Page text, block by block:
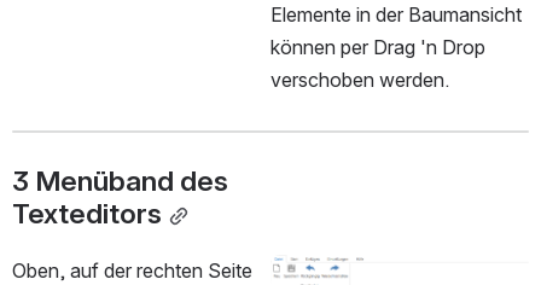
Elemente in der Baumansicht
können per Drag 'n Drop
verschoben werden.
3 Menüband des
Texteditors
Oben, auf der rechten Seite
öffnen